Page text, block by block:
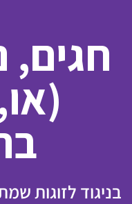
בניגוד לזוגות